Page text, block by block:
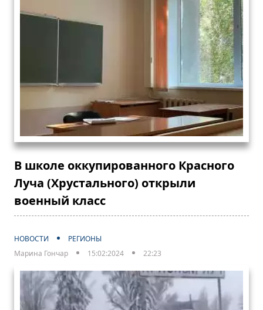
В школе оккупированного Красного
Луча (Хрустального) открыли
военный класс
НОВОСТИ
РЕГИОНЫ
Марина Гончар
15:02:2024 22:23